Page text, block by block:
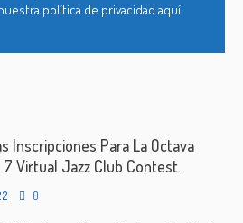
política de privacidad aquí
Inscripciones Para La Octava
7 Virtual Jazz Club Contest.
0